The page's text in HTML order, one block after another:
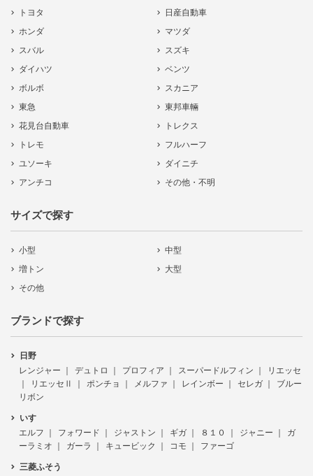
トヨタ
日産自動車
ホンダ
マツダ
スバル
スズキ
ダイハツ
ベンツ
ボルボ
スカニア
東急
東邦車輛
花見台自動車
トレクス
トレモ
フルハーフ
ユソーキ
ダイニチ
アンチコ
その他・不明
サイズで探す
小型
中型
増トン
大型
その他
ブランドで探す
日野
レンジャー
デュトロ プロフィア スーパードルフィン
リエッセ
リエッセⅡ
ポンチョ メルファ レインボー セレガ
ブルー
リボン
いすゞ
エルフ
フォワード ジャストン ギガ ８１０ ジャニー
ガ
ーラミオ
ガーラ キュービック コモ ファーゴ
三菱ふそう